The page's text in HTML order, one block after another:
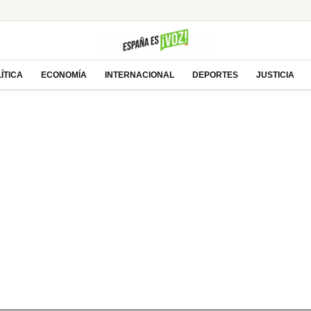
a Todd Blanche, abogado de Trump, como Fiscal
en el éxito deportivo: la estrategia
¿Thriller apocalíptico o copia barata?
el futuro de Tesla y SpaceX
ECONOMÍA INTERNACIONAL DEPORTES JUSTICIA